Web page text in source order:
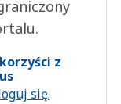
z
się.